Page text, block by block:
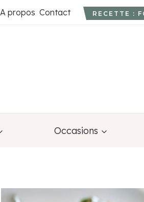
A propos Contact RECETTE :
Occasions